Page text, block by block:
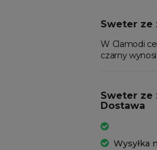
Sweter ze
W Clamodi
czarny wynosi:
Sweter ze
Dostawa
Wysyłka